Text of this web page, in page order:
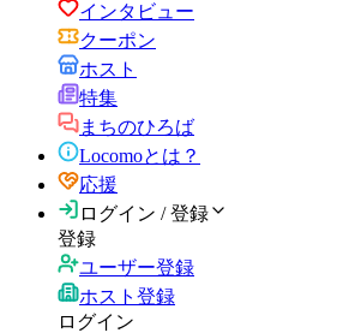
インタビュー
クーポン
ホスト
特集
まちのひろば
Locomoとは？
応援
ログイン / 登録
登録
ユーザー登録
ホスト登録
ログイン